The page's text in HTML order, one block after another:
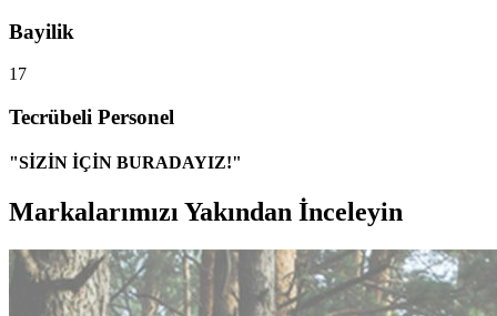
Bayilik
17
Tecrübeli Personel
"SİZİN İÇİN BURADAYIZ!"
Markalarımızı Yakından İnceleyin